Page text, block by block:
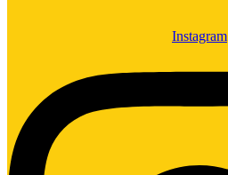
Instagram